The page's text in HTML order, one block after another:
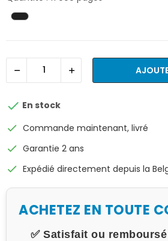
 En stock
check Commande maintenant, livré
check Garantie 2 ans
check Expédié directement depuis la
ACHETEZ EN TOUTE
✅ Satisfait ou